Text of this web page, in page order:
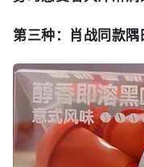
第三种：肖战同款